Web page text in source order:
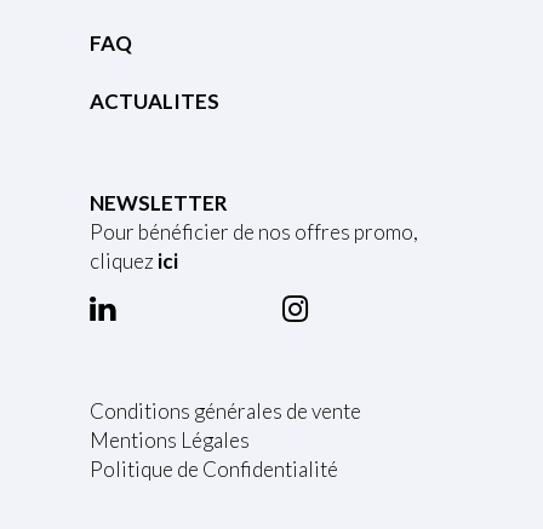
FAQ
ACTUALITES
NEWSLETTER
Pour bénéficier de nos offres promo,
cliquez ici
Conditions générales de vente
Mentions Légales
Politique de Confidentialité